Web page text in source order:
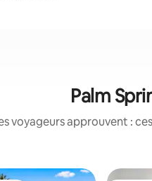
Palm
voyageurs approuvent :